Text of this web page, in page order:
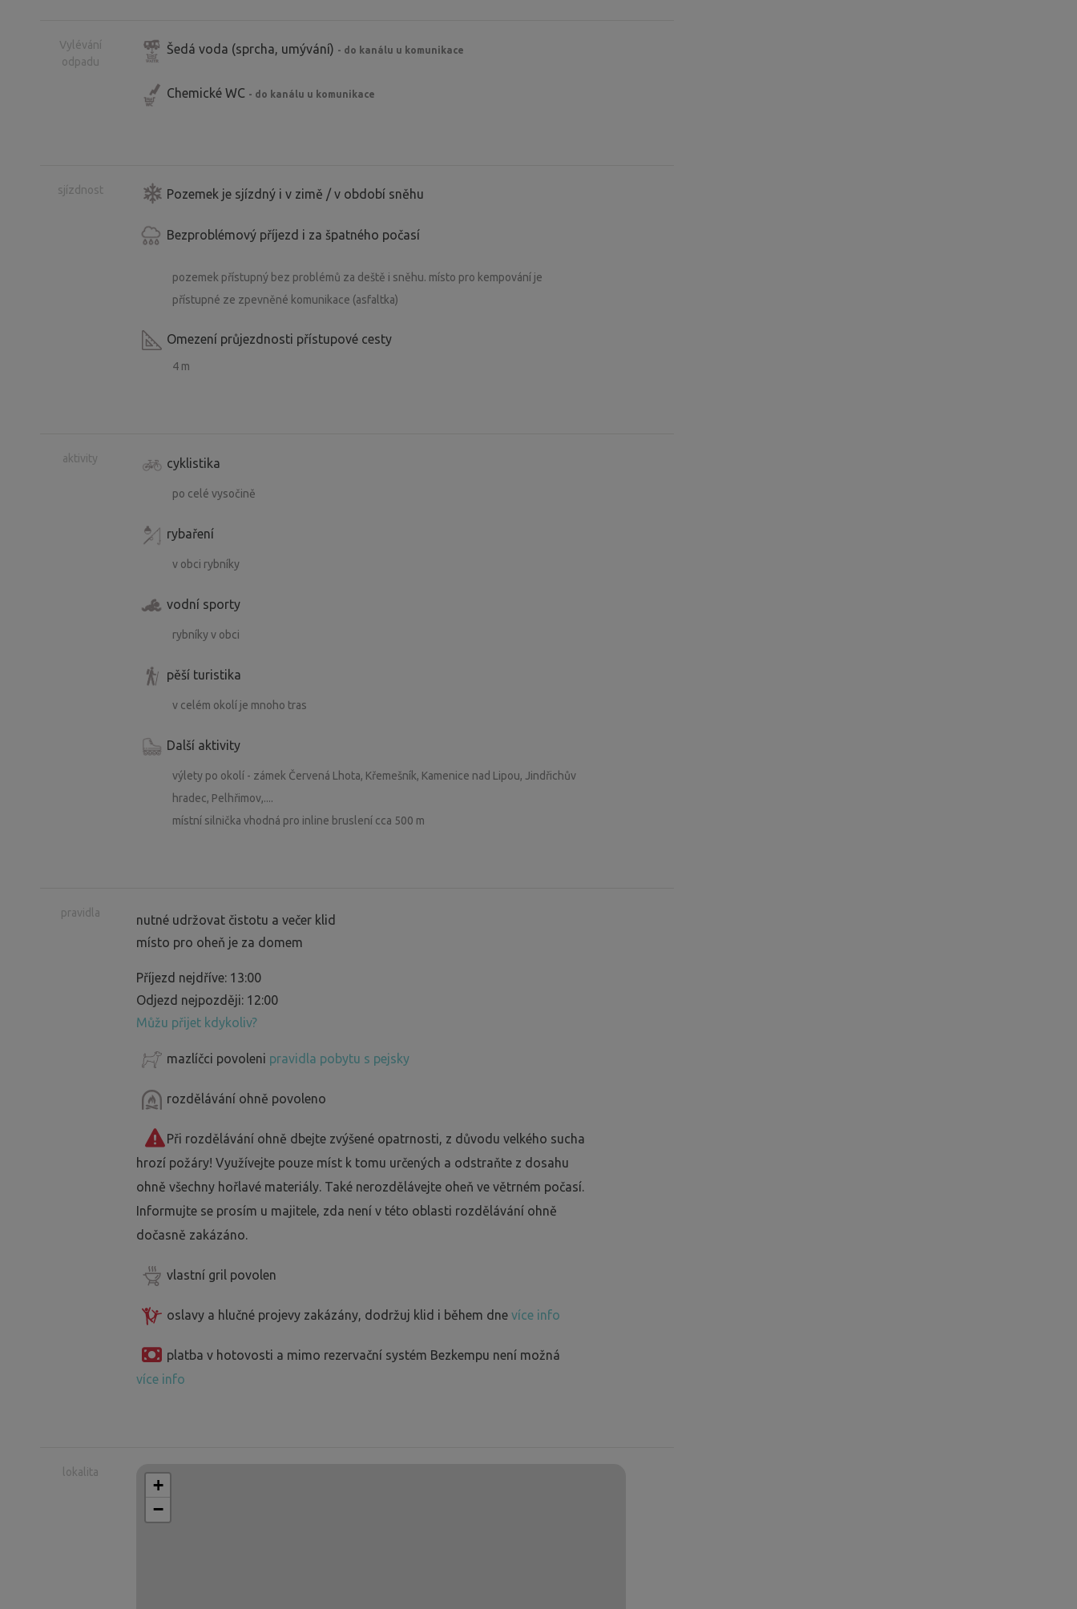
Vylévání
odpadu
Šedá voda (sprcha, umývání) - do kanálu u komunikace
Chemické WC - do kanálu u komunikace
sjízdnost Pozemek je sjízdný i v zimě / v období sněhu
Bezproblémový příjezd i za špatného počasí
pozemek přístupný bez problémů za deště i sněhu. místo pro kempování je
přístupné ze zpevněné komunikace (asfaltka)
Omezení průjezdnosti přístupové cesty
4 m
aktivity cyklistika
po celé vysočině
rybaření
v obci rybníky
vodní sporty
rybníky v obci
pěší turistika
v celém okolí je mnoho tras
Další aktivity
výlety po okolí - zámek Červená Lhota, Křemešník, Kamenice nad Lipou, Jindřichův
hradec, Pelhřimov,....
místní silnička vhodná pro inline bruslení cca 500 m
pravidla
nutné udržovat čistotu a večer klid
místo pro oheň je za domem
Příjezd nejdříve: 13:00
Odjezd nejpozději: 12:00
Můžu přijet kdykoliv?
mazlíčci povoleni pravidla pobytu s pejsky
rozdělávání ohně povoleno
Při rozdělávání ohně dbejte zvýšené opatrnosti, z důvodu velkého sucha
hrozí požáry! Využívejte pouze míst k tomu určených a odstraňte z dosahu
ohně všechny hořlavé materiály. Také nerozdělávejte oheň ve větrném počasí.
Informujte se prosím u majitele, zda není v této oblasti rozdělávání ohně
dočasně zakázáno.
vlastní gril povolen
oslavy a hlučné projevy zakázány, dodržuj klid i během dne více info
platba v hotovosti a mimo rezervační systém Bezkempu není možná
více info
lokalita
+
−